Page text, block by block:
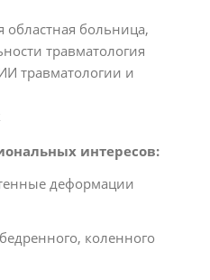
областная больница,
травматология
травматологии и
интересов:
деформации
коленного